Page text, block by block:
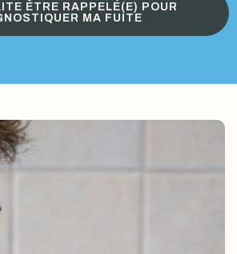
ÊTRE RAPPELÉ(E) POUR
MA FUITE